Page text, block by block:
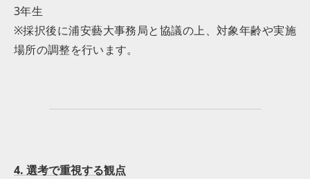
3年生
※採択後に浦安藝大事務局と協議の上、対象年齢や実施
場所の調整を行います。
4. 選考で重視する観点